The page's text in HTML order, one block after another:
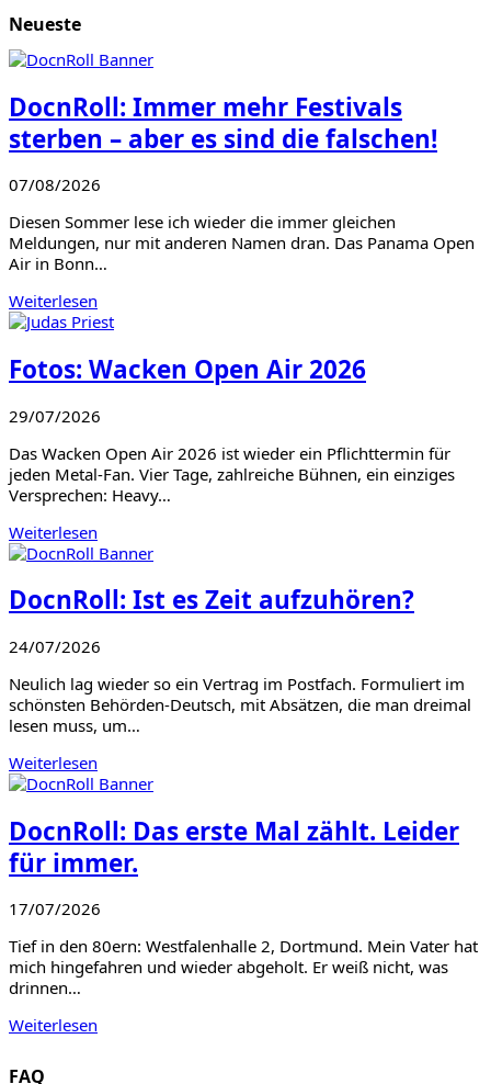
Neueste
DocnRoll: Immer mehr Festivals
sterben – aber es sind die falschen!
07/08/2026
Diesen Sommer lese ich wieder die immer gleichen
Meldungen, nur mit anderen Namen dran. Das Panama Open
Air in Bonn…
Weiterlesen
Fotos: Wacken Open Air 2026
29/07/2026
Das Wacken Open Air 2026 ist wieder ein Pflichttermin für
jeden Metal-Fan. Vier Tage, zahlreiche Bühnen, ein einziges
Versprechen: Heavy…
Weiterlesen
DocnRoll: Ist es Zeit aufzuhören?
24/07/2026
Neulich lag wieder so ein Vertrag im Postfach. Formuliert im
schönsten Behörden-Deutsch, mit Absätzen, die man dreimal
lesen muss, um…
Weiterlesen
DocnRoll: Das erste Mal zählt. Leider
für immer.
17/07/2026
Tief in den 80ern: Westfalenhalle 2, Dortmund. Mein Vater hat
mich hingefahren und wieder abgeholt. Er weiß nicht, was
drinnen…
Weiterlesen
FAQ